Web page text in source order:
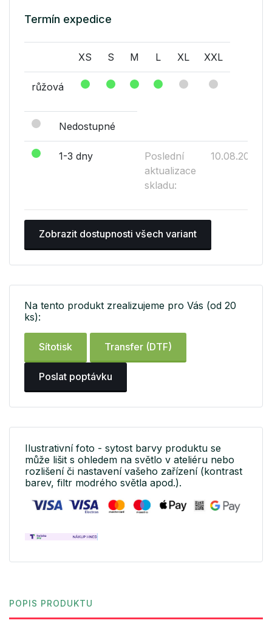
Termín expedice
XS S M L XL XXL
růžová
Nedostupné
1-3 dny
Poslední
aktualizace
skladu:
10.08.2026
Zobrazit dostupnosti všech variant
Na tento produkt zrealizujeme pro Vás (od 20
ks):
Sítotisk Transfer (DTF)
Poslat poptávku
Ilustrativní foto - sytost barvy produktu se
může lišit s ohledem na světlo v ateliéru nebo
rozlišení či nastavení vašeho zařízení (kontrast
barev, filtr modrého světla apod.).
POPIS PRODUKTU